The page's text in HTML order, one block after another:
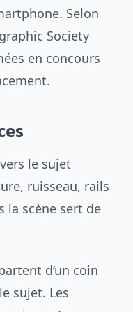
Selon
Society
en concours
le sujet
ruisseau, rails
scène sert de
d’un coin
sujet. Les